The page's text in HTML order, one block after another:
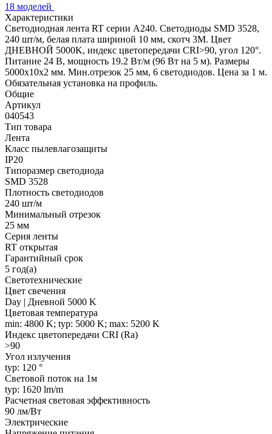
18 моделей
Характеристики
Светодиодная лента RT серии A240. Светодиоды SMD 3528,
240 шт/м, белая плата шириной 10 мм, скотч 3M. Цвет
ДНЕВНОЙ 5000K, индекс цветопередачи CRI>90, угол 120°.
Питание 24 В, мощность 19.2 Вт/м (96 Вт на 5 м). Размеры
5000x10x2 мм. Мин.отрезок 25 мм, 6 светодиодов. Цена за 1 м.
Обязательная установка на профиль.
Общие
Артикул
040543
Тип товара
Лента
Класс пылевлагозащиты
IP20
Типоразмер светодиода
SMD 3528
Плотность светодиодов
240 шт/м
Минимальный отрезок
25 мм
Серия ленты
RT открытая
Гарантийный срок
5 год(а)
Светотехнические
Цвет свечения
Day | Дневной 5000 K
Цветовая температура
min: 4800 K; typ: 5000 K; max: 5200 K
Индекс цветопередачи CRI (Ra)
>90
Угол излучения
typ: 120 °
Световой поток на 1м
typ: 1620 lm/m
Расчетная световая эффективность
90 лм/Вт
Электрические